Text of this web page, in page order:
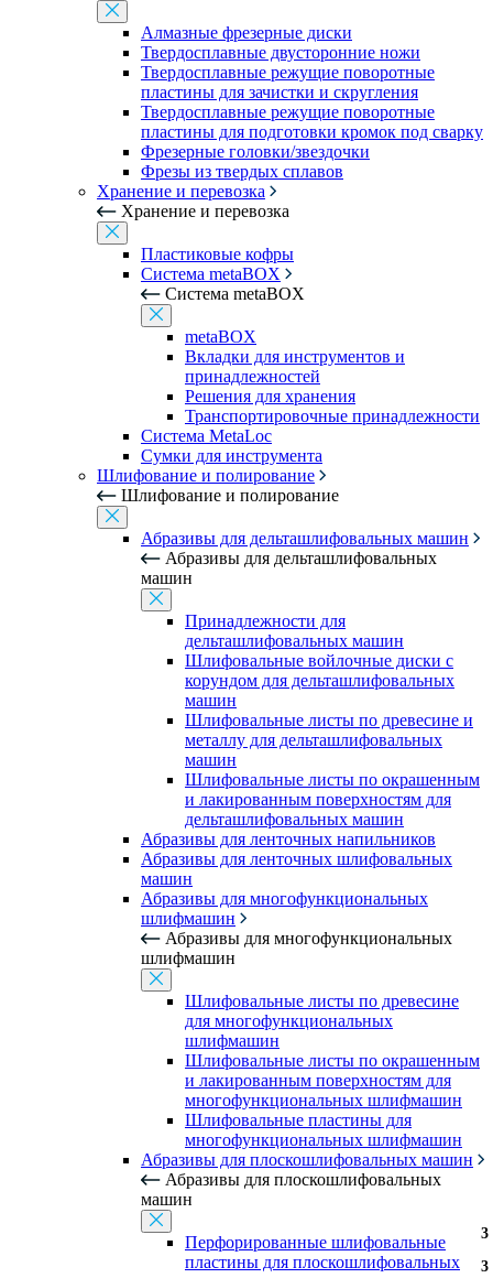
Алмазные фрезерные диски
Твердосплавные двусторонние ножи
Твердосплавные режущие поворотные
пластины для зачистки и скругления
Твердосплавные режущие поворотные
пластины для подготовки кромок под сварку
Фрезерные головки/звездочки
Фрезы из твердых сплавов
Хранение и перевозка
Хранение и перевозка
Пластиковые кофры
Система metaBOX
Система metaBOX
metaBOX
Вкладки для инструментов и
принадлежностей
Решения для хранения
Транспортировочные принадлежности
Система MetaLoc
Сумки для инструмента
Шлифование и полирование
Шлифование и полирование
Абразивы для дельташлифовальных машин
Абразивы для дельташлифовальных
машин
Принадлежности для
дельташлифовальных машин
Шлифовальные войлочные диски с
корундом для дельташлифовальных
машин
Шлифовальные листы по древесине и
металлу для дельташлифовальных
машин
Шлифовальные листы по окрашенным
и лакированным поверхностям для
дельташлифовальных машин
Абразивы для ленточных напильников
Абразивы для ленточных шлифовальных
машин
Абразивы для многофункциональных
шлифмашин
Абразивы для многофункциональных
шлифмашин
Шлифовальные листы по древесине
для многофункциональных
шлифмашин
Шлифовальные листы по окрашенным
и лакированным поверхностям для
многофункциональных шлифмашин
Шлифовальные пластины для
многофункциональных шлифмашин
Абразивы для плоскошлифовальных машин
Абразивы для плоскошлифовальных
машин
Перфорированные шлифовальные
пластины для плоскошлифовальных
3
3
3
3